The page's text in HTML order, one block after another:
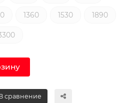
1360 1530 1890
сравнение